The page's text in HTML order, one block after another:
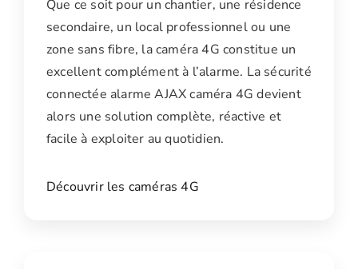
Que ce soit pour un chantier, une résidence
secondaire, un local professionnel ou une
zone sans fibre, la caméra 4G constitue un
excellent complément à l’alarme. La sécurité
connectée alarme AJAX caméra 4G devient
alors une solution complète, réactive et
facile à exploiter au quotidien.
Découvrir les caméras 4G